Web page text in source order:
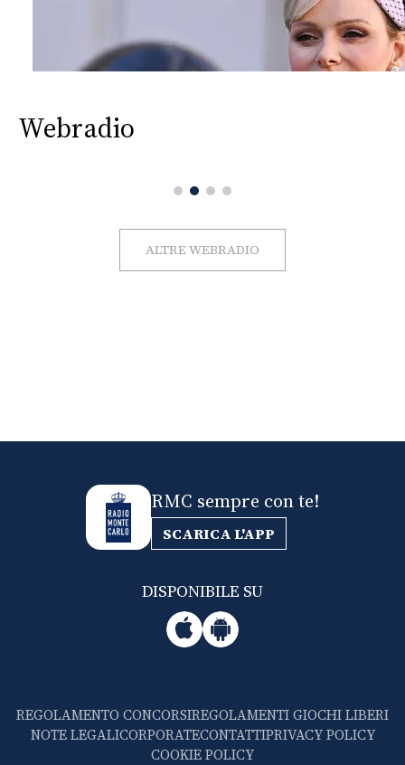
Webradio
ALTRE WEBRADIO
RMC sempre con te!
SCARICA L'APP
DISPONIBILE SU
REGOLAMENTO CONCORSIREGOLAMENTI GIOCHI LIBERI
NOTE LEGALICORPORATECONTATTIPRIVACY POLICY
COOKIE POLICY